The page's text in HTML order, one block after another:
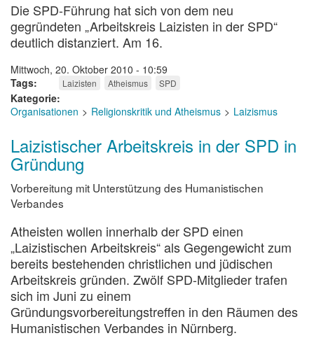
Die SPD-Führung hat sich von dem neu
gegründeten „Arbeitskreis Laizisten in der SPD“
deutlich distanziert. Am 16.
Mittwoch, 20. Oktober 2010 - 10:59
Tags
Laizisten Atheismus SPD
Kategorie
Organisationen
Religionskritik und Atheismus Laizismus
Laizistischer Arbeitskreis in der SPD in
Gründung
Vorbereitung mit Unterstützung des Humanistischen
Verbandes
Atheisten wollen innerhalb der SPD einen
„Laizistischen Arbeitskreis“ als Gegengewicht zum
bereits bestehenden christlichen und jüdischen
Arbeitskreis gründen. Zwölf SPD-Mitglieder trafen
sich im Juni zu einem
Gründungsvorbereitungstreffen in den Räumen des
Humanistischen Verbandes in Nürnberg.